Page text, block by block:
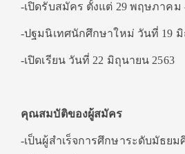
-เปิดรับสมัคร ตั้งแต่ 29 พฤษภาคม
-ปฐมนิเทศนักศึกษาใหม่ วันที่ 19 มิ
-เปิดเรียน วันที่ 22 มิถุนายน 2563
คุณสมบัติของผู้สมัคร
-เป็นผู้สำเร็จการศึกษาระดับมัธย